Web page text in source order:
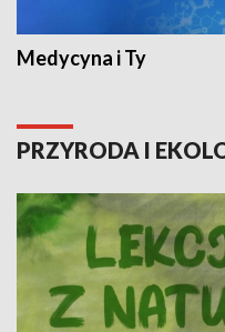
Medycyna i Ty
PRZYRODA I